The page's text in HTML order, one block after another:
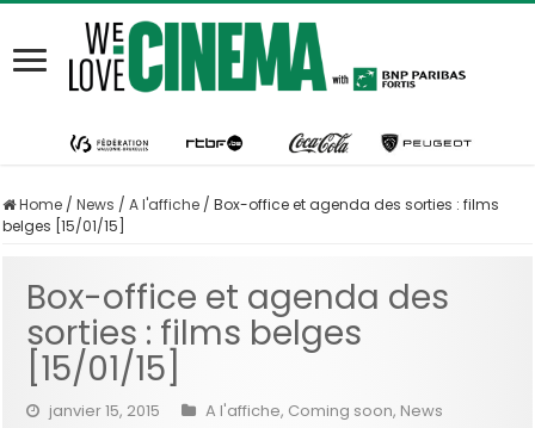
Home / News / A l'affiche / Box-office et agenda des sorties : films
belges [15/01/15]
Box-office et agenda des
sorties : films belges
[15/01/15]
janvier 15, 2015 A l'affiche, Coming soon, News